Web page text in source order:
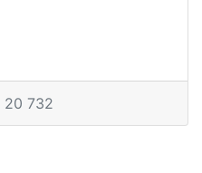
20 732